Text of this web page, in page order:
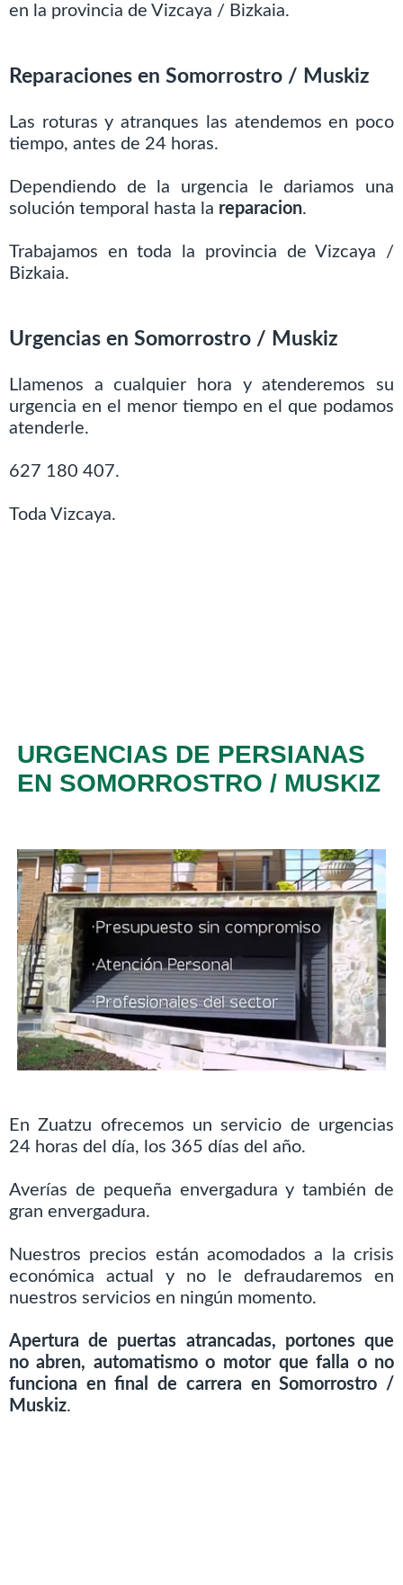
en la provincia de Vizcaya / Bizkaia.
Reparaciones en Somorrostro / Muskiz
Las roturas y atranques las atendemos en poco
tiempo, antes de 24 horas.
Dependiendo de la urgencia le dariamos una
solución temporal hasta la reparacion.
Trabajamos en toda la provincia de Vizcaya /
Bizkaia.
Urgencias en Somorrostro / Muskiz
Llamenos a cualquier hora y atenderemos su
urgencia en el menor tiempo en el que podamos
atenderle.
627 180 407.
Toda Vizcaya.
URGENCIAS DE PERSIANAS
EN SOMORROSTRO / MUSKIZ
En Zuatzu ofrecemos un servicio de urgencias
24 horas del día, los 365 días del año.
Averías de pequeña envergadura y también de
gran envergadura.
Nuestros precios están acomodados a la crisis
económica actual y no le defraudaremos en
nuestros servicios en ningún momento.
Apertura de puertas atrancadas, portones que
no abren, automatismo o motor que falla o no
funciona en final de carrera en Somorrostro /
Muskiz.